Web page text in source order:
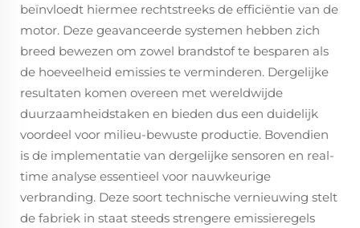
beïnvloedt hiermee rechtstreeks de efficiëntie van de
motor. Deze geavanceerde systemen hebben zich
breed bewezen om zowel brandstof te besparen als
de hoeveelheid emissies te verminderen. Dergelijke
resultaten komen overeen met wereldwijde
duurzaamheidstaken en bieden dus een duidelijk
voordeel voor milieu-bewuste productie. Bovendien
is de implementatie van dergelijke sensoren en real-
time analyse essentieel voor nauwkeurige
verbranding. Deze soort technische vernieuwing stelt
de fabriek in staat steeds strengere emissieregels